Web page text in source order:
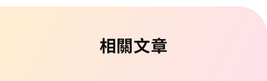
相關文章